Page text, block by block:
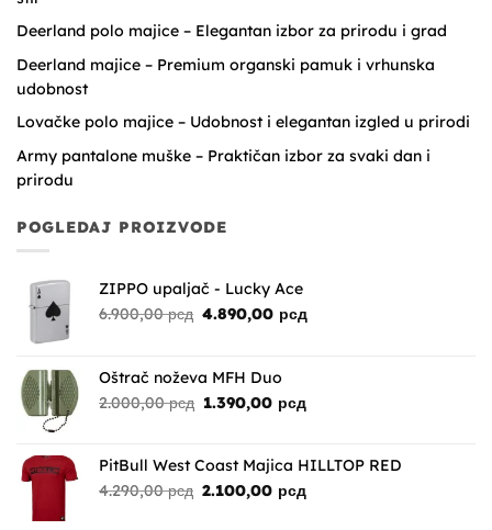
Deerland polo majice – Elegantan izbor za prirodu i grad
Deerland majice – Premium organski pamuk i vrhunska
udobnost
Lovačke polo majice – Udobnost i elegantan izgled u prirodi
Army pantalone muške – Praktičan izbor za svaki dan i
prirodu
POGLEDAJ PROIZVODE
ZIPPO upaljač - Lucky Ace
6.900,00рсд Originalna
bila:
4.890,00 рсдTrenutna
Oštrač noževa MFH Duo
2.000,00рсд Originalna
bila:
2.000,00 рсд.
1.390,00 рсдTrenutna
1.390,00 рсд.
PitBull West Coast Majica HILLTOP RED
4.290,00рсд Originalna
2.100,00 рсдTrenutna